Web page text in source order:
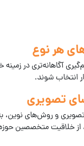
هر نوع
آگاهانه‌تری در زمینه
انتخاب شوند.
تصویری
و روش‌های نوین،
از خلاقیت متخصصین